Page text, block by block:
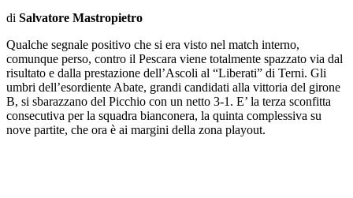
di Salvatore Mastropietro
Qualche segnale positivo che si era visto nel match interno,
comunque perso, contro il Pescara viene totalmente spazzato via dal
risultato e dalla prestazione dell’Ascoli al “Liberati” di Terni. Gli
umbri dell’esordiente Abate, grandi candidati alla vittoria del girone
B, si sbarazzano del Picchio con un netto 3-1. E’ la terza sconfitta
consecutiva per la squadra bianconera, la quinta complessiva su
nove partite, che ora è ai margini della zona playout.